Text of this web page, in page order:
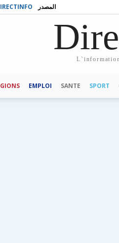
المصدر
EMPLOI SANTE SPORT